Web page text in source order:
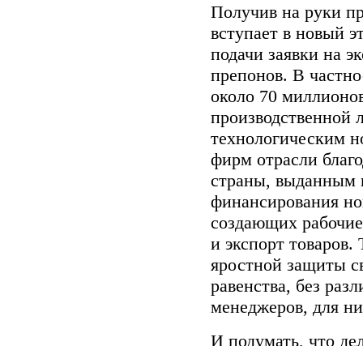
Получив на руки
вступает в новый
подачи заявки на
препонов. В
около 70
производственной
технологическим
фирм отрасли
страны, выданным
финансирования
создающих
и экспорт товаров.
яростной защиты
равенства, без
менеджеров, для
И подумать, что